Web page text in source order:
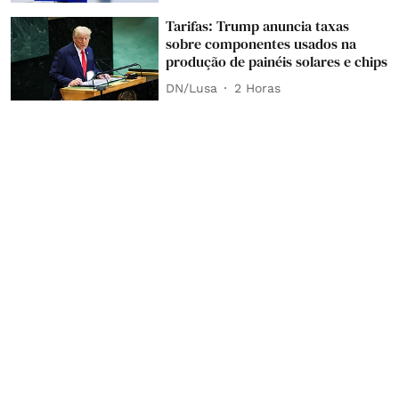
Tarifas: Trump anuncia taxas
sobre componentes usados na
produção de painéis solares e chips
DN/Lusa 2 Horas